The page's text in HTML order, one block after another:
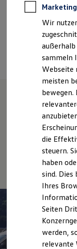
Software,
VW
VW
VW
VW
XTL-
Original
Unsere
Überblick
Service
Marketing
Wir
sammeln
Webseite
meisten
bewegen.
die
steuern.
haben
sind.
Ihres
Seiten
werden,
relevante